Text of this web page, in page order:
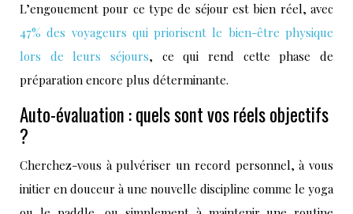
L’engouement pour ce type de séjour est bien réel, avec
47% des voyageurs qui priorisent le bien-être physique
lors de leurs séjours, ce qui rend cette phase de
préparation encore plus déterminante.
Auto-évaluation : quels sont vos réels objectifs
?
Cherchez-vous à pulvériser un record personnel, à vous
initier en douceur à une nouvelle discipline comme le yoga